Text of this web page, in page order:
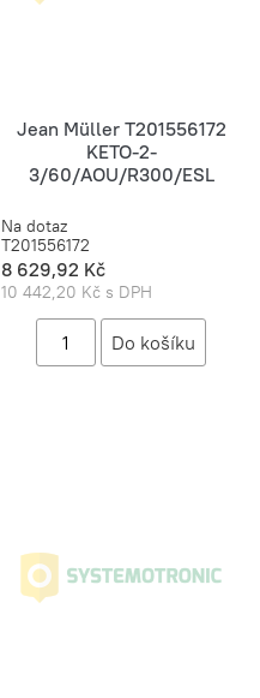
Jean Müller T201556172
KETO-2-
3/60/AOU/R300/ESL
Na dotaz
T201556172
8 629,92 Kč
10 442,20 Kč s DPH